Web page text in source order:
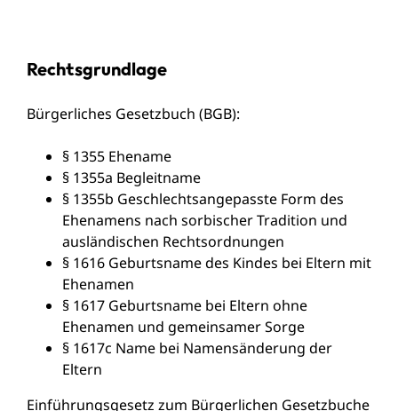
Rechtsgrundlage
Bürgerliches Gesetzbuch (BGB):
§ 1355 Ehename
§ 1355a Begleitname
§ 1355b Geschlechtsangepasste Form des
Ehenamens nach sorbischer Tradition und
ausländischen Rechtsordnungen
§ 1616 Geburtsname des Kindes bei Eltern mit
Ehenamen
§ 1617 Geburtsname bei Eltern ohne
Ehenamen und gemeinsamer Sorge
§ 1617c Name bei Namensänderung der
Eltern
Einführungsgesetz zum Bürgerlichen Gesetzbuche